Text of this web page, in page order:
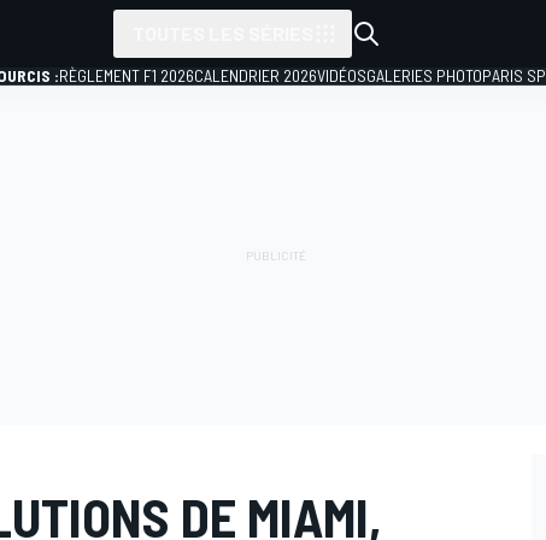
:RÈGLEMENT F1 2026CALENDRIER 2026VIDÉOSGALERIES PHOTOPARIS
DE MIAMI,